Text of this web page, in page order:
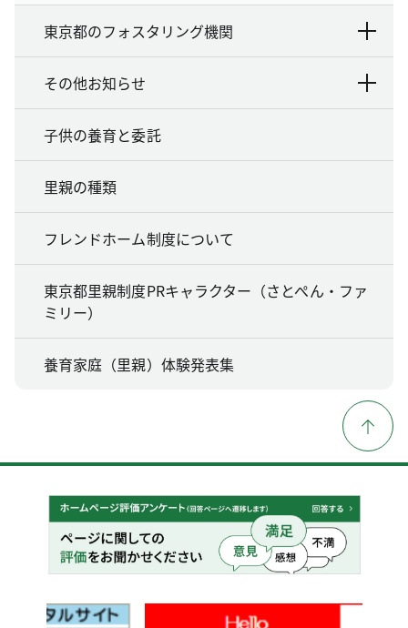
東京都のフォスタリング機関
その他お知らせ
子供の養育と委託
里親の種類
フレンドホーム制度について
東京都里親制度PRキャラクター（さとぺん・ファ
ミリー）
養育家庭（里親）体験発表集